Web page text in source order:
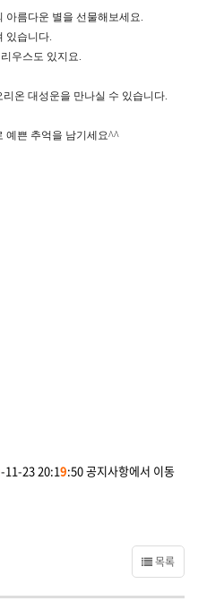
아름다운 별을 선물해보세요.
있습니다.
우스도 있지요.
온 대성운을 만나실 수 있습니다.
예쁜 추억을 남기세요^^
-11-23 20:19:50 공지사항에서 이동
목록